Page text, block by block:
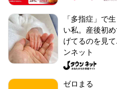
「多指症」で
い私。産後初
げてるのを見
ンネット
ゼロまる